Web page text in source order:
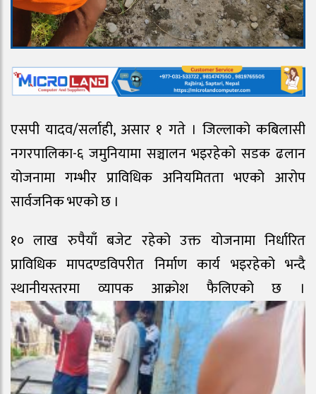
एसपी यादव/सर्लाही, असार १ गते । जिल्लाको कबिलासी
नगरपालिका-६ जमुनियामा सञ्चालन भइरहेको सडक ढलान
योजनामा गम्भीर प्राविधिक अनियमितता भएको आरोप
सार्वजनिक भएको छ ।
१० लाख रुपैयाँ बजेट रहेको उक्त योजनामा निर्धारित
प्राविधिक मापदण्डविपरीत निर्माण कार्य भइरहेको भन्दै
स्थानीयस्तरमा व्यापक आक्रोश फैलिएको छ ।